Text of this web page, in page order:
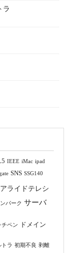
ラ
IEEE iMac ipad
SNS SSG140
アライドテレシ
パーク サーバ
チペン ドメイン
ラ 初期不良 剥離